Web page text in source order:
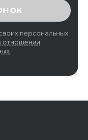
персональных
отношении